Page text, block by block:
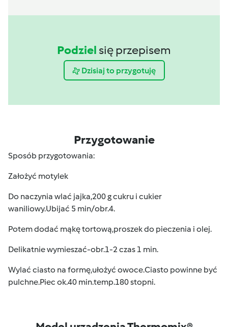
Podziel się przepisem
Dzisiaj to przygotuję
Przygotowanie
Sposób przygotowania:
Założyć motylek
Do naczynia wlać jajka,200 g cukru i cukier
waniliowy.Ubijać 5 min/obr.4.
Potem dodać mąkę tortową,proszek do pieczenia i olej.
Delikatnie wymieszać-obr.1-2 czas 1 min.
Wylać ciasto na formę,ułożyć owoce.Ciasto powinne być
pulchne.Piec ok.40 min.temp.180 stopni.